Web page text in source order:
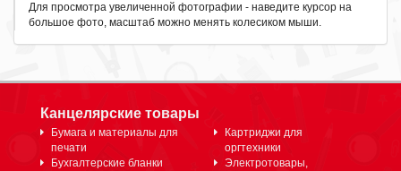
Для просмотра увеличенной фотографии - наведите курсор на
большое фото, масштаб можно менять колесиком мыши.
Канцелярские товары
Бумага и материалы для
печати
Бухгалтерские бланки
Картриджи для
оргтехники
Электротовары,